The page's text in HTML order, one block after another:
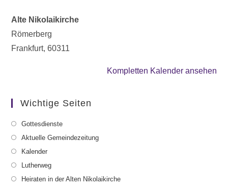
Alte Nikolaikirche
Römerberg
Frankfurt,60311
Kompletten Kalender ansehen
Wichtige Seiten
Gottesdienste
Aktuelle Gemeindezeitung
Kalender
Lutherweg
Heiraten in der Alten Nikolaikirche